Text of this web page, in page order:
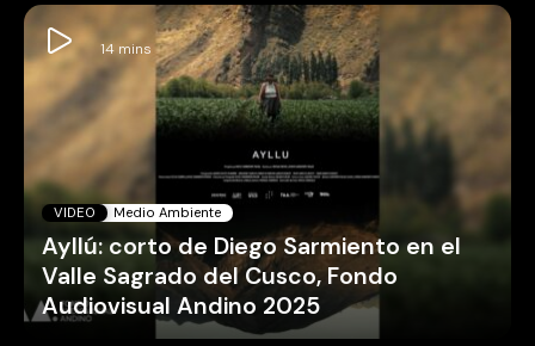
VIDEO Medio Ambiente
Ayllú: corto de Diego Sarmiento en el
Valle Sagrado del Cusco, Fondo
Audiovisual Andino 2025